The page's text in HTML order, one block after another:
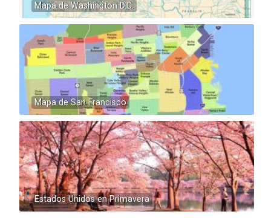
Mapa de Washington D.C.
Mapa de San Francisco
Estados Unidos en Primavera